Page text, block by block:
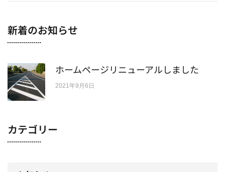
新着のお知らせ
ホームページリニューアルしました
2021年9月6日
カテゴリー